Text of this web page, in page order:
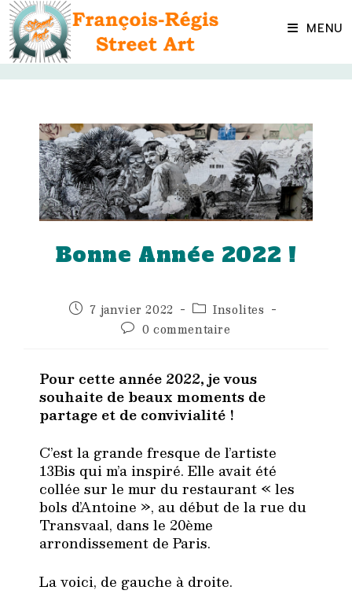
Skip
content MENU
Bonne Année 2022 !
Publication
publiée :
7 janvier 2022 Post
category:
Insolites
Commentaires
publication :
0 commentaire
Pour cette année 2022, je vous
souhaite de beaux moments de
partage et de convivialité !
C’est la grande fresque de l’artiste
13Bis qui m’a inspiré. Elle avait été
collée sur le mur du restaurant « les
bols d’Antoine », au début de la rue du
Transvaal, dans le 20ème
arrondissement de Paris.
La voici, de gauche à droite.